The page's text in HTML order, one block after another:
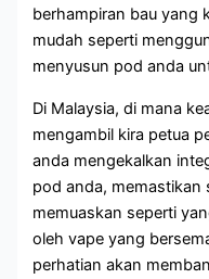
berhampiran bau yang
mudah seperti
menyusun pod anda
Di Malaysia, di mana
mengambil kira petua
anda mengekalkan
pod anda, memastikan
memuaskan seperti
oleh vape yang
perhatian akan